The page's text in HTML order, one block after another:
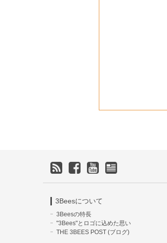
3Beesについて
3Beesの特長
"3Bees"とロゴに込めた思い
THE 3BEES POST (ブログ)